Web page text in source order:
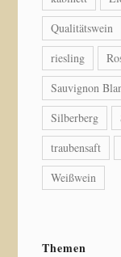
Qualitätswein
riesling
Sauvignon
Silberberg
traubensaft
Weißwein
Themen